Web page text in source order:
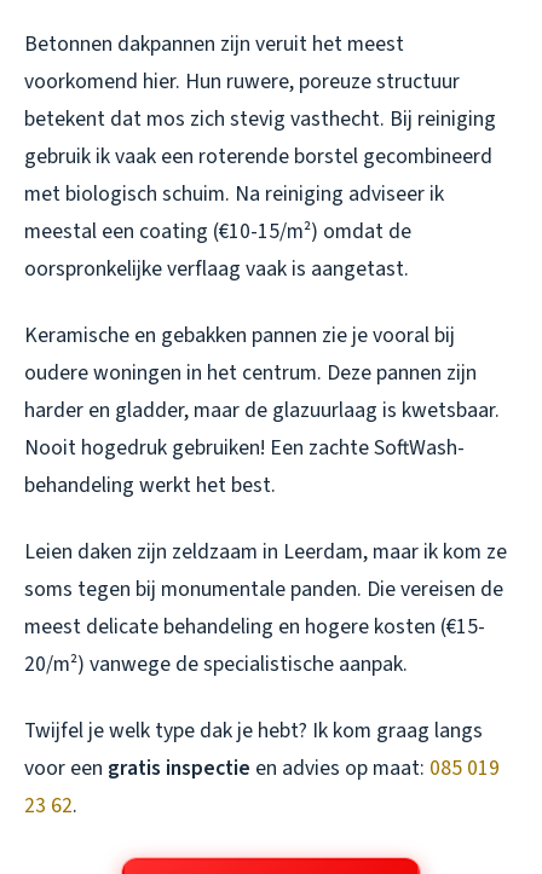
Betonnen dakpannen zijn veruit het meest
voorkomend hier. Hun ruwere, poreuze structuur
betekent dat mos zich stevig vasthecht. Bij reiniging
gebruik ik vaak een roterende borstel gecombineerd
met biologisch schuim. Na reiniging adviseer ik
meestal een coating (€10-15/m²) omdat de
oorspronkelijke verflaag vaak is aangetast.
Keramische en gebakken pannen zie je vooral bij
oudere woningen in het centrum. Deze pannen zijn
harder en gladder, maar de glazuurlaag is kwetsbaar.
Nooit hogedruk gebruiken! Een zachte SoftWash-
behandeling werkt het best.
Leien daken zijn zeldzaam in Leerdam, maar ik kom ze
soms tegen bij monumentale panden. Die vereisen de
meest delicate behandeling en hogere kosten (€15-
20/m²) vanwege de specialistische aanpak.
Twijfel je welk type dak je hebt? Ik kom graag langs
voor een gratis inspectie en advies op maat: 085 019
23 62.